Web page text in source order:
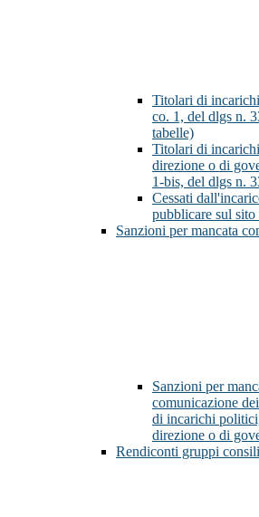
Titolari di
co. 1, del dlgs n.
tabelle)
Titolari di
direzione o di
1-bis, del dlgs n.
Cessati
pubblicare sul
Sanzioni per mancata
Sanzioni per
comunicazione
di incarichi
direzione o di
Rendiconti gruppi